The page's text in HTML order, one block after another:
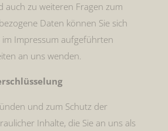
auch zu weiteren Fragen zum
Daten können Sie sich
Impressum aufgeführten
an uns wenden.
und zum Schutz der
Inhalte, die Sie an uns als